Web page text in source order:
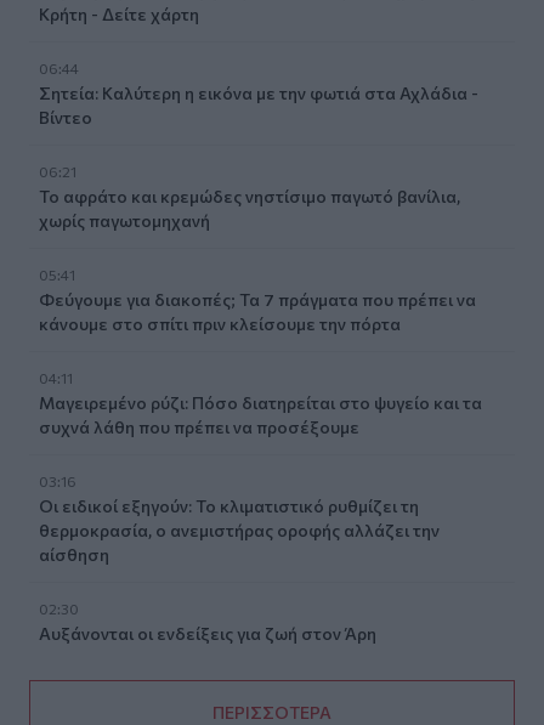
Κρήτη - Δείτε χάρτη
06:44
Σητεία: Καλύτερη η εικόνα με την φωτιά στα Αχλάδια -
Βίντεο
06:21
Το αφράτο και κρεμώδες νηστίσιμο παγωτό βανίλια,
χωρίς παγωτομηχανή
05:41
Φεύγουμε για διακοπές; Τα 7 πράγματα που πρέπει να
κάνουμε στο σπίτι πριν κλείσουμε την πόρτα
04:11
Μαγειρεμένο ρύζι: Πόσο διατηρείται στο ψυγείο και τα
συχνά λάθη που πρέπει να προσέξουμε
03:16
Οι ειδικοί εξηγούν: Το κλιματιστικό ρυθμίζει τη
θερμοκρασία, ο ανεμιστήρας οροφής αλλάζει την
αίσθηση
02:30
Αυξάνονται οι ενδείξεις για ζωή στον Άρη
ΠΕΡΙΣΣΟΤΕΡΑ